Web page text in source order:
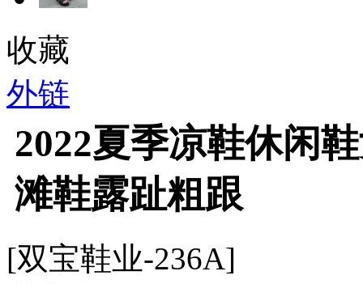
收藏
外链
2022夏季凉鞋休闲
滩鞋露趾粗跟
[双宝鞋业-236A]